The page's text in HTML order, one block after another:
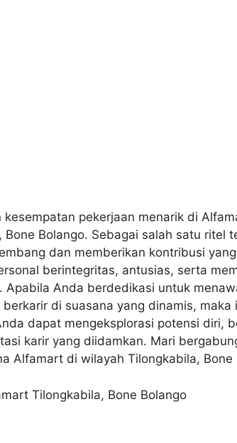
kesempatan pekerjaan menarik di
Bolango. Sebagai salah satu ritel
dan memberikan kontribusi
berintegritas, antusias, serta
Apabila Anda berdedikasi untuk
di suasana yang dinamis, maka
dapat mengeksplorasi potensi diri,
karir yang diidamkan. Mari
Alfamart di wilayah Tilongkabila, Bone
Tilongkabila, Bone Bolango